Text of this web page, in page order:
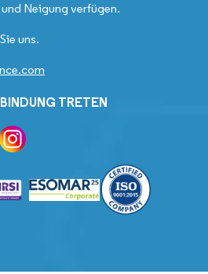
Neigung verfügen.
uns.
TRETEN